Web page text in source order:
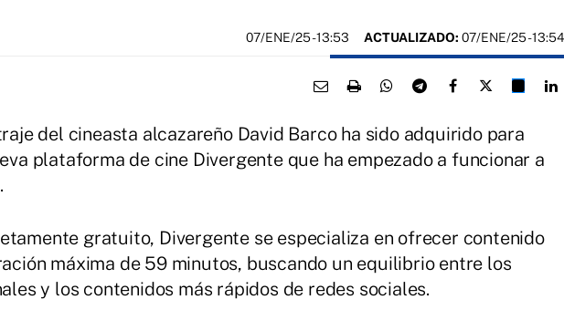
07/ENE/25- 13:53 ACTUALIZADO: 07/ENE/25 - 13:54
del cineasta alcazareño David Barco ha sido adquirido para
plataforma de cine Divergente que ha empezado a funcionar a
gratuito, Divergente se especializa en ofrecer contenido
máxima de 59 minutos, buscando un equilibrio entre los
y los contenidos más rápidos de redes sociales.